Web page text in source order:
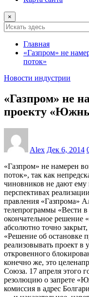
×
Главная
«Газпром» не
поток»
Новости индустрии
«Газпром» не
проекту
Alex Дек 6, 2014
«Газпром» не намерен
поток», так как
чиновников не дают
перспективах
правления «Газпрома»
телепрограммы «Вести
окончательное
абсолютно точно
«Решение об остановке
реализовывать проект в
откровенного
конечно же, это
Союза. 17 апреля этого
резолюцию о запрете
комиссия в адрес